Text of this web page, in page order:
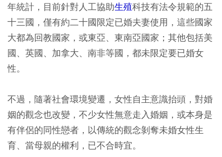
年統計，目前針對人工協助生殖科技有法令規範的五
十三國，僅有約二十國限定已婚夫妻使用，這些國家
大都為回教國家，或東亞、東南亞國家；其他包括美
國、英國、加拿大、南非等國，都未限定要已婚女
性。
不過，隨著社會環境變遷，女性自主意識抬頭，對婚
姻的觀念也改變，不少女性無意走入婚姻，或本身是
有伴侶的同性戀者，以傳統的觀念剝奪未婚女性生
育、當母親的權利，已不合時宜。